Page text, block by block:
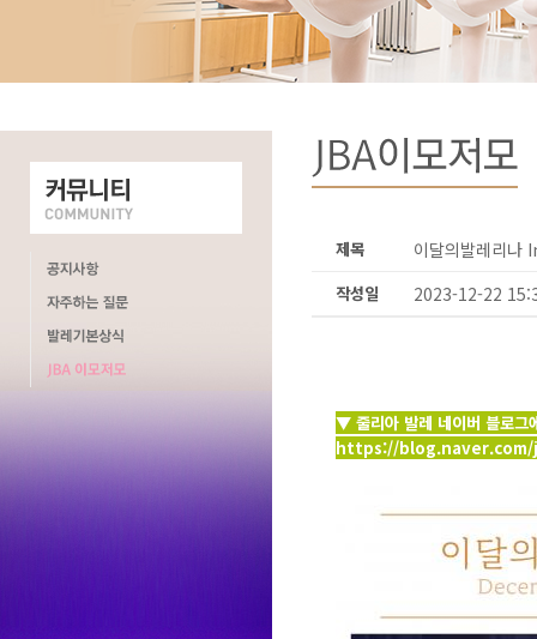
제목 이달의발레리나
작성일 2023-12-22
▼ 줄리아 발레 네이버 블로그
https://blog.naver.com/